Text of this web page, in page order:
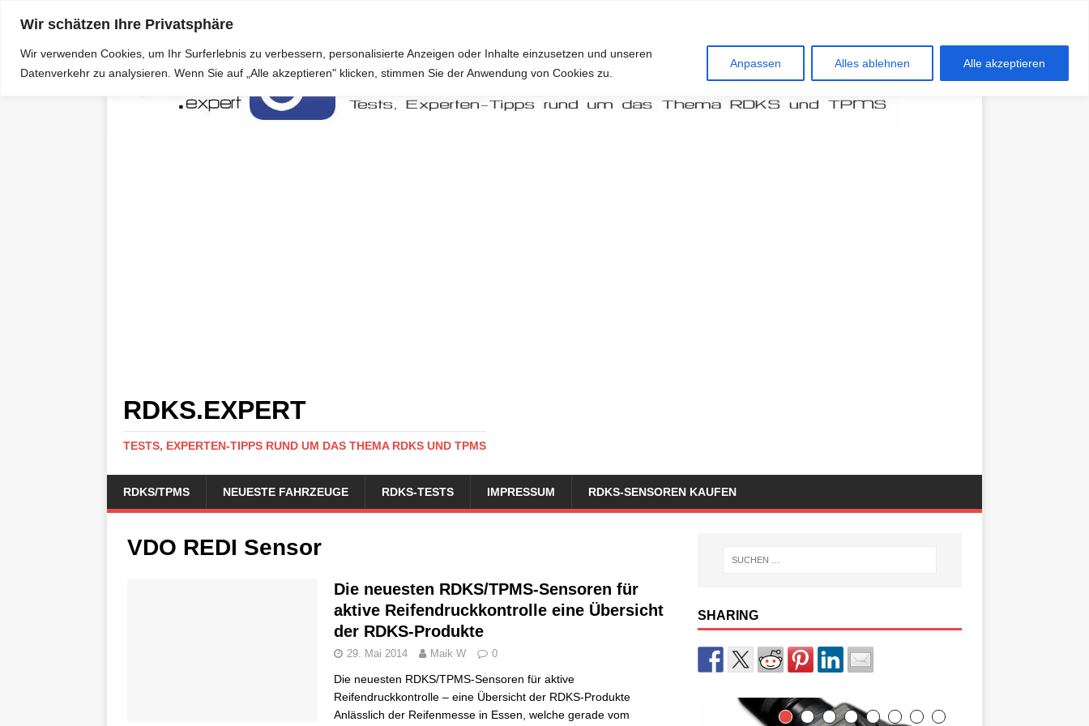
Wir schätzen Ihre Privatsphäre
Wir verwenden Cookies, um Ihr Surferlebnis zu verbessern, personalisierte Anzeigen oder Inhalte einzusetzen und unseren
Datenverkehr zu analysieren. Wenn Sie auf „Alle akzeptieren" klicken, stimmen Sie der Anwendung von Cookies zu.
Anpassen Alles ablehnen Alle akzeptieren
RDKS.EXPERT
TESTS, EXPERTEN-TIPPS RUND UM DAS THEMA RDKS UND TPMS
RDKS/TPMS NEUESTE FAHRZEUGE RDKS-TESTS IMPRESSUM RDKS-SENSOREN KAUFEN
VDO REDI Sensor
Die neuesten RDKS/TPMS-Sensoren für
aktive Reifendruckkontrolle eine Übersicht
der RDKS-Produkte
29. Mai 2014 Maik W 0
Die neuesten RDKS/TPMS-Sensoren für aktive
Reifendruckkontrolle – eine Übersicht der RDKS-Produkte
Anlässlich der Reifenmesse in Essen, welche gerade vom
SHARING